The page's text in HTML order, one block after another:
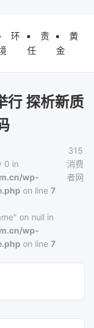
环 责
任
黄
金
行 探析新质
0 in
wp-
on line7
on null in
wp-
on line7
315
消费
者网